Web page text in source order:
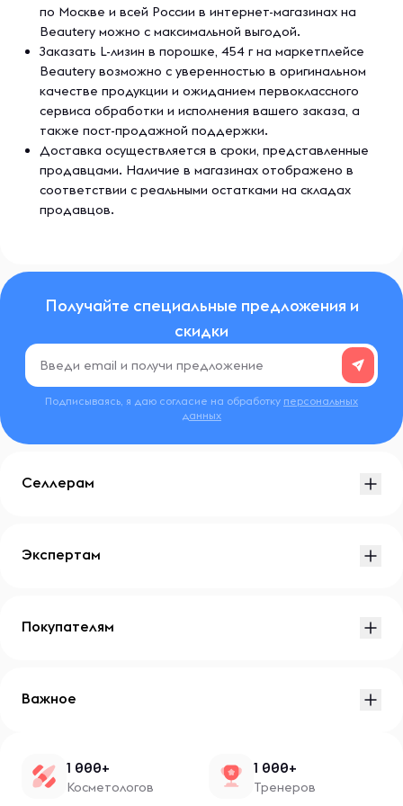
по Москве и всей России в интернет-магазинах на
Beautery можно с максимальной выгодой.
Заказать L-лизин в порошке, 454 г на маркетплейсе
Beautery возможно с уверенностью в оригинальном
качестве продукции и ожиданием первоклассного
сервиса обработки и исполнения вашего заказа, а
также пост-продажной поддержки.
Доставка осуществляется в сроки, представленные
продавцами. Наличие в магазинах отображено в
соответствии с реальными остатками на складах
продавцов.
Получайте специальные предложения и
скидки
Подписываясь, я даю согласие на обработку персональных
данных
Селлерам
Экспертам
Покупателям
Важное
1 000+
Косметологов
1 000+
Тренеров